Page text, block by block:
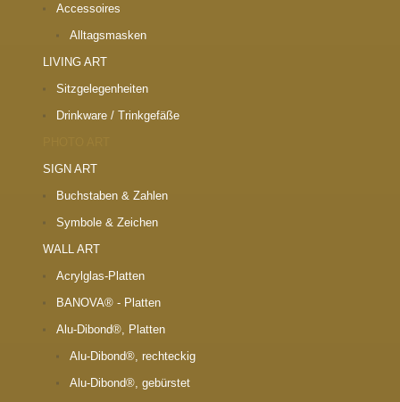
Accessoires
Alltagsmasken
LIVING ART
Sitzgelegenheiten
Drinkware / Trinkgefäße
SIGN ART
Buchstaben & Zahlen
Symbole & Zeichen
WALL ART
Acrylglas-Platten
BANOVA® - Platten
Alu-Dibond®, Platten
Alu-Dibond®, rechteckig
Alu-Dibond®, gebürstet